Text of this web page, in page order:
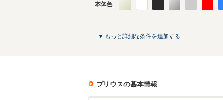
本体色
▼ もっと詳細な条件を追加する
プリウスの基本情報